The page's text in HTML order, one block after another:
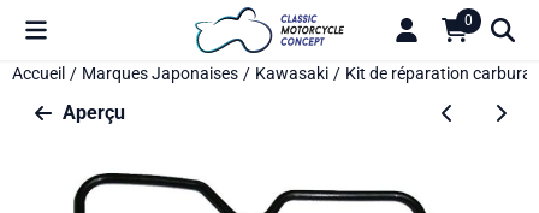
Préférences de cookies disponibles. Choisissez les paramètres
0
Accueil / Marques Japonaises / Kawasaki / Kit de réparation
Aperçu